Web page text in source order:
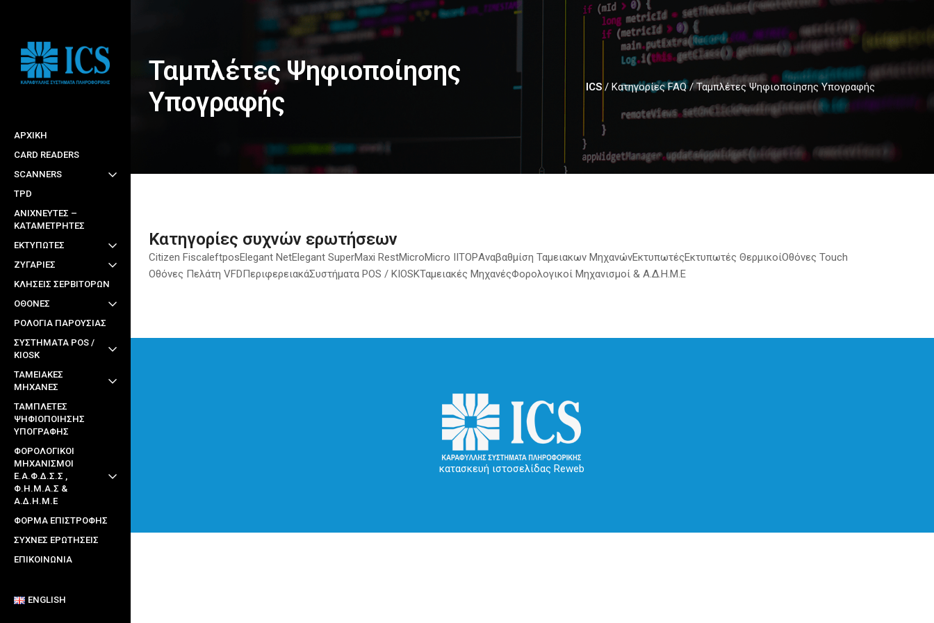
main
content
ΑΡΧΙΚΉ
CARD READERS
SCANNERS
TPD
ΑΝΙΧΝΕΥΤΕΣ –
ΚΑΤΑΜΕΤΡΗΤΕΣ
ΕΚΤΥΠΩΤΕΣ
ΖΥΓΑΡΙΕΣ
ΚΛΗΣΕΙΣ ΣΕΡΒΙΤΟΡΩΝ
ΟΘΟΝΕΣ
ΡΟΛΟΓΙΑ ΠΑΡΟΥΣΙΑΣ
ΣΥΣΤΗΜΑΤΑ POS /
KIOSK
ΤΑΜΕΙΑΚΕΣ
ΜΗΧΑΝΕΣ
ΤΑΜΠΛΕΤΕΣ
ΨΗΦΙΟΠΟΙΗΣΗΣ
ΥΠΟΓΡΑΦΗΣ
ΦΟΡΟΛΟΓΙΚΟΙ
ΜΗΧΑΝΙΣΜΟΙ
Ε.Α.Φ.Δ.Σ.Σ ,
Φ.Η.Μ.Α.Σ &
Α.Δ.Η.Μ.Ε
ΦΌΡΜΑ ΕΠΙΣΤΡΟΦΉΣ
ΣΥΧΝΈΣ ΕΡΩΤΉΣΕΙΣ
ΕΠΙΚΟΙΝΩΝΊΑ
ENGLISH
Ταμπλέτες Ψηφιοποίησης
Υπογραφής
ICS/ Κατηγορίες FAQ/Ταμπλέτες Ψηφιοποίησης Υπογραφής
Κατηγορίες συχνών ερωτήσεων
Citizen FiscaleftposElegant NetElegant SuperMaxi RestMicroMicro IITOPΑναβαθμίση Ταμειακων ΜηχανώνΕκτυπωτέςΕκτυπωτές ΘερμικοίΟθόνες Touch
Οθόνες Πελάτη VFDΠεριφερειακάΣυστήματα POS / KIOSKΤαμειακές ΜηχανέςΦορολογικοί Μηχανισμοί & Α.Δ.Η.Μ.Ε
κατασκευή ιστοσελίδας Reweb